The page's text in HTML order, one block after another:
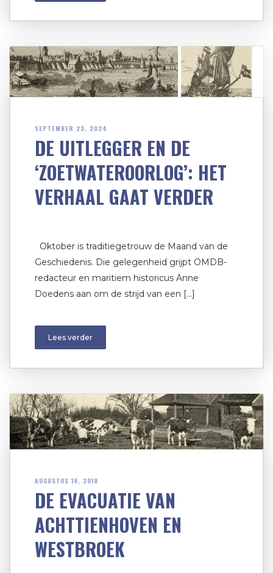
SEPTEMBER 23, 2024
DE UITLEGGER EN DE
‘ZOETWATEROORLOG’: HET
VERHAAL GAAT VERDER
Oktober is traditiegetrouw de Maand van de
Geschiedenis. Die gelegenheid grijpt OMDB-
redacteur en maritiem historicus Anne
Doedens aan om de strijd van een […]
Lees verder
AUGUSTUS 18, 2018
DE EVACUATIE VAN
ACHTTIENHOVEN EN
WESTBROEK